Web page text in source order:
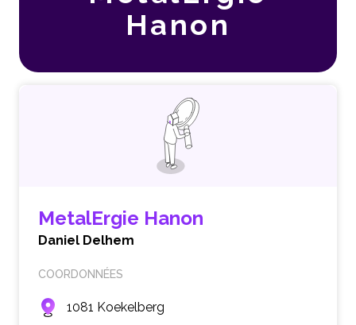
Hanon
MetalErgie Hanon
Daniel Delhem
COORDONNÉES
1081 Koekelberg